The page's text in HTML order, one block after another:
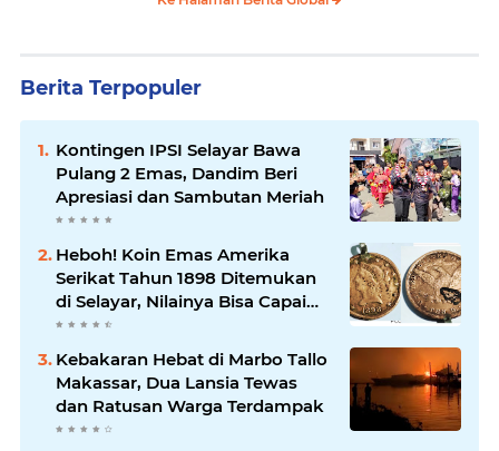
Berita Terpopuler
Kontingen IPSI Selayar Bawa
Pulang 2 Emas, Dandim Beri
Apresiasi dan Sambutan Meriah
Heboh! Koin Emas Amerika
Serikat Tahun 1898 Ditemukan
di Selayar, Nilainya Bisa Capai
Rp873 Juta
Kebakaran Hebat di Marbo Tallo
Makassar, Dua Lansia Tewas
dan Ratusan Warga Terdampak